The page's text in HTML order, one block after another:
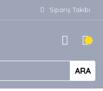
Sipariş Takibi
ARA